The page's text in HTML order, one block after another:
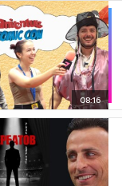
08:16